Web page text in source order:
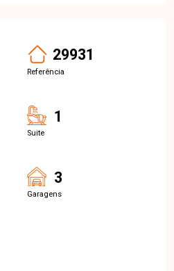
29931
Referência
1
Suite
3
Garagens